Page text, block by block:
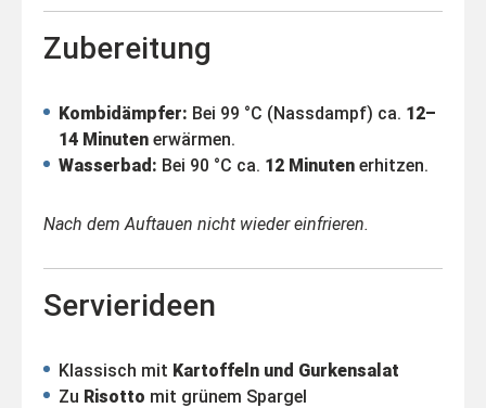
Zubereitung
Kombidämpfer: Bei 99 °C (Nassdampf) ca. 12–
14 Minuten erwärmen.
Wasserbad: Bei 90 °C ca. 12 Minuten erhitzen.
Nach dem Auftauen nicht wieder einfrieren.
Servierideen
Klassisch mit Kartoffeln und Gurkensalat
Zu Risotto mit grünem Spargel